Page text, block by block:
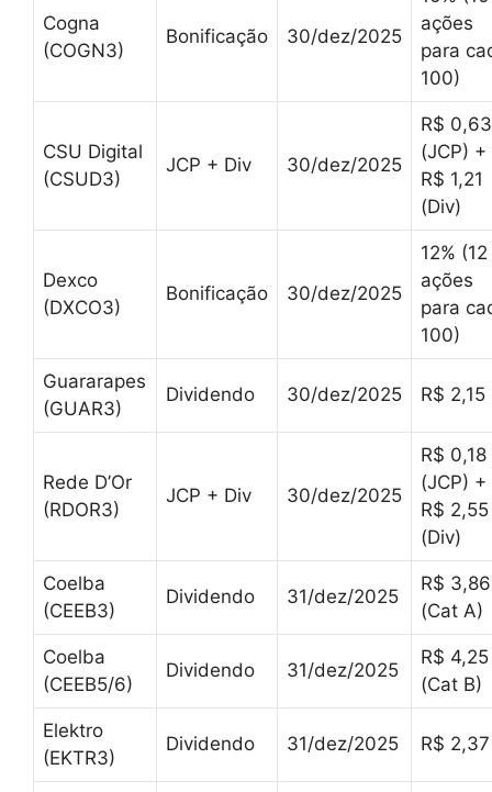
Cogna
(COGN3)
Bonificação 30/dez/2025
ações
para
100)
CSU Digital
(CSUD3)
JCP + Div 30/dez/2025
R$ 0,63
(JCP) +
R$ 1,21
(Div)
Dexco
(DXCO3)
Bonificação 30/dez/2025
12% (12
ações
para
100)
Guararapes
(GUAR3)
Dividendo 30/dez/2025 R$ 2,15
Rede D’Or
(RDOR3)
JCP + Div 30/dez/2025
R$ 0,18
(JCP) +
R$ 2,55
(Div)
Coelba
(CEEB3)
Dividendo 31/dez/2025
R$ 3,86
(Cat A)
Coelba
(CEEB5/6)
Dividendo 31/dez/2025
R$ 4,25
(Cat B)
Elektro
(EKTR3)
Dividendo 31/dez/2025 R$ 2,37